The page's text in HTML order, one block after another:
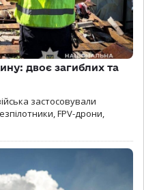
двоє загиблих та
застосовували
FPV-дрони,